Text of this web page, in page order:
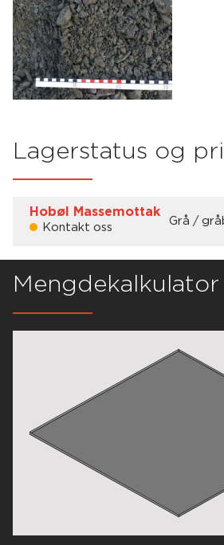
Lagerstatus og
Hobøl Massemottak
Kontakt oss Grå /
Massemottak: Mandag - Torsdag
Massemottak: Fredag
67 91 60 00
Mengdekalkulator